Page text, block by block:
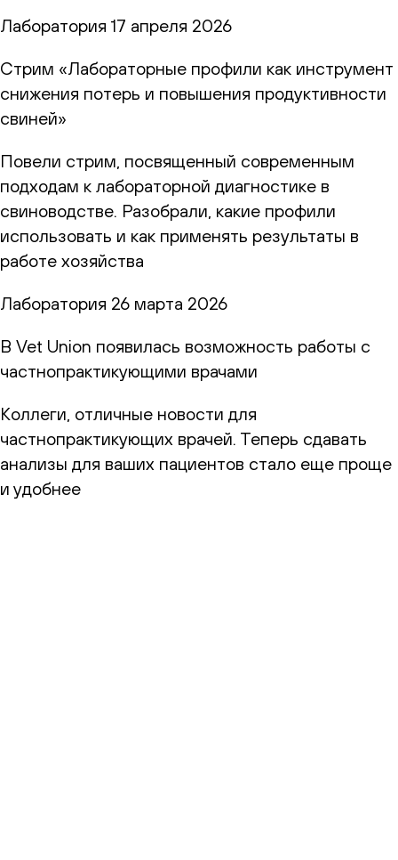
Лаборатория 17 апреля 2026
Стрим «Лабораторные профили как инструмент
снижения потерь и повышения продуктивности
свиней»
Повели стрим, посвященный современным
подходам к лабораторной диагностике в
свиноводстве. Разобрали, какие профили
использовать и как применять результаты в
работе хозяйства
Лаборатория 26 марта 2026
В Vet Union появилась возможность работы с
частнопрактикующими врачами
Коллеги, отличные новости для
частнопрактикующих врачей. Теперь сдавать
анализы для ваших пациентов стало еще проще
и удобнее